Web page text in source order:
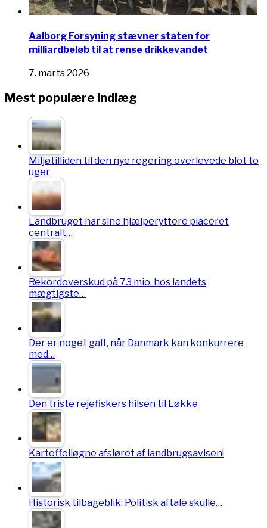
Aalborg Forsyning stævner staten for
milliardbeløb til at rense drikkevandet
7. marts 2026
Mest populære indlæg
Miljøtilliden til den nye regering overlevede blot to
uger
Landbruget har sine hjælperyttere placeret
centralt…
Rekordoverskud på 73 mio. hos landets
mægtigste…
Der er noget galt, når Danmark kan konkurrere
med…
Den triste rejefiskers hilsen til Løkke
Kartoffelløgne afsløret af landbrugsavisen!
Historisk tilbageblik: Politisk aftale skulle…